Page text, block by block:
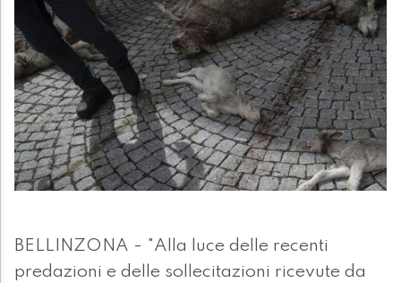
BELLINZONA - "Alla luce delle recenti
predazioni e delle sollecitazioni ricevute da